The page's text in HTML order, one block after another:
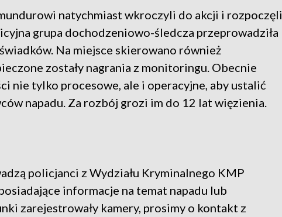
natychmiast wkroczyli do akcji i rozpoczęli
grupa dochodzeniowo-śledcza przeprowadziła
Na miejsce skierowano również
zostały nagrania z monitoringu. Obecnie
nie tylko procesowe, ale i operacyjne, aby ustalić
napadu. Za rozbój grozi im do 12 lat więzienia.
policjanci z Wydziału Kryminalnego KMP
informacje na temat napadu lub
zarejestrowały kamery, prosimy o kontakt z